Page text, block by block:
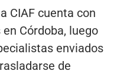
CIAF cuenta con
Córdoba, luego
enviados
de